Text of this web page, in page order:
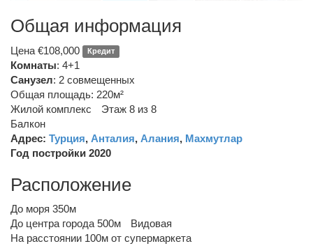
Общая информация
Цена €108,000 Кредит
Комнаты: 4+1
Санузел: 2 совмещенных
Общая площадь: 220м²
Жилой комплекс
Этаж 8 из 8
Балкон
Адрес: Турция, Анталия, Алания, Махмутлар
Год постройки 2020
Расположение
До моря 350м
До центра города 500м
Видовая
На расстоянии 100м от супермаркета